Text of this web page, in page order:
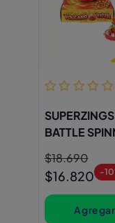
BATTLE
Precio
habitual
$18.690
Precio
de
oferta
$16.820 -
Agregar